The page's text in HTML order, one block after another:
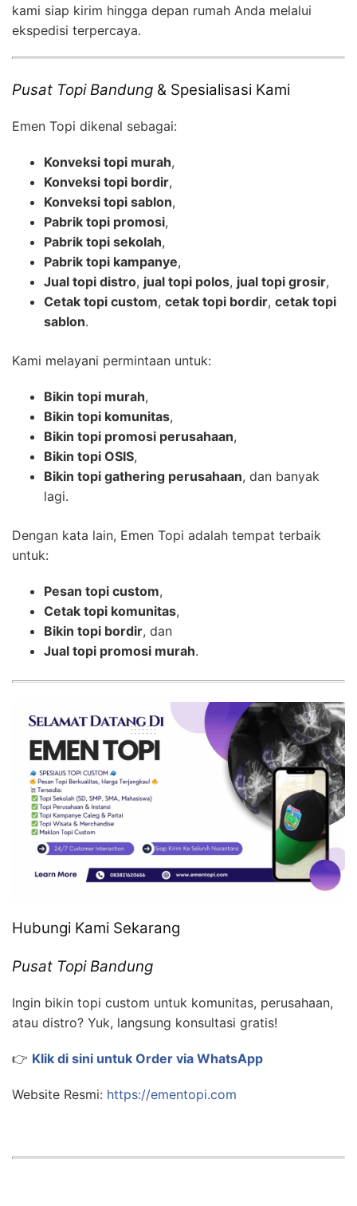
kami siap kirim hingga depan rumah Anda melalui
ekspedisi terpercaya.
Pusat Topi Bandung & Spesialisasi Kami
Emen Topi dikenal sebagai:
Konveksi topi murah,
Konveksi topi bordir,
Konveksi topi sablon,
Pabrik topi promosi,
Pabrik topi sekolah,
Pabrik topi kampanye,
Jual topi distro, jual topi polos, jual topi grosir,
Cetak topi custom, cetak topi bordir, cetak topi
sablon.
Kami melayani permintaan untuk:
Bikin topi murah,
Bikin topi komunitas,
Bikin topi promosi perusahaan,
Bikin topi OSIS,
Bikin topi gathering perusahaan, dan banyak
lagi.
Dengan kata lain, Emen Topi adalah tempat terbaik
untuk:
Pesan topi custom,
Cetak topi komunitas,
Bikin topi bordir, dan
Jual topi promosi murah.
Hubungi Kami Sekarang
Pusat Topi Bandung
Ingin bikin topi custom untuk komunitas, perusahaan,
atau distro? Yuk, langsung konsultasi gratis!
👉 Klik di sini untuk Order via WhatsApp
Website Resmi: https://ementopi.com